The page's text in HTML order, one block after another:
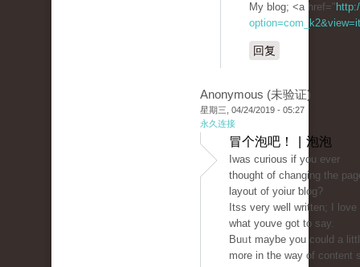
My blog; <a href="
回复
Anonymous (未验证)
星期三, 04/24/2019 - 05:27
永久连接
冒个泡吧！ | 泡泡
Ӏwas curious if you ever
thought of changing the
layout оf yoiur ƅlog?
Itss very well written; I love
what youve got to say.
Buᥙt maybe you could a
more in the way of content